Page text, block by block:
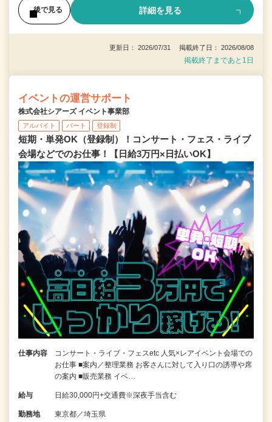
後で見る 詳細を見る
更新日： 2026/07/31 掲載終了日： 2026/08/08
掲載終了まであと1日
イベントの運営サポート
株式会社シアーズ イベント事業部
アルバイト パート 登録制
短期・単発OK（登録制）！コンサート・フェス・ライブ
会場などでのお仕事！【日給3万円×日払いOK】
仕事内容
コンサート・ライブ・フェスetc 人気×レアイベント会場での
お仕事 ■案内／整理業務 お客さんに対して入り口の誘導や席
の案内 ■販売業務 イベ…
給与 日給30,000円+交通費※深夜手当含む
勤務地 東京都／埼玉県